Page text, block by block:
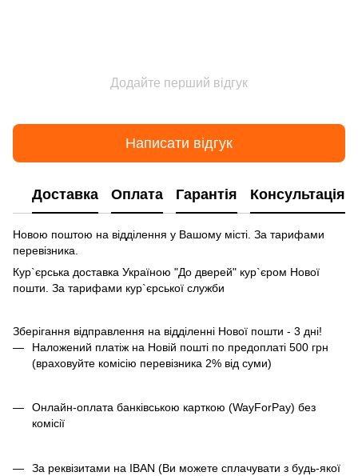
Додайте перший відгук
Написати відгук
Доставка Оплата Гарантія Консультація
Новою поштою на відділення у Вашому місті. За тарифами
перевізника.
Кур`єрська доставка Україною "До дверей" кур`єром Нової
пошти. За тарифами кур`єрської служби
Зберігання відправлення на відділенні Нової пошти - 3 дні!
Наложений платіж на Новій пошті по предоплаті 500 грн
(враховуйте комісію перевізника 2% від суми)
Онлайн-оплата банківською карткою (WayForPay) без
комісії
За реквізитами на IBAN (Ви можете сплачувати з будь-якої